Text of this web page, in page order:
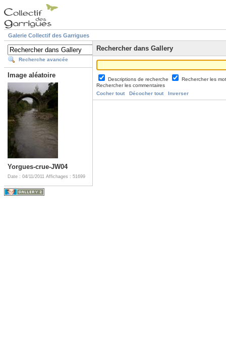
Galerie Collectif des Garrigues
Recherche avancée
Image aléatoire
Yorgues-crue-JW04
Date : 04/11/2011 Affichages : 51699
Rechercher dans Gallery
Descriptions de recherche
Rechercher les
Rechercher les commentaires
Cocher tout
Décocher tout Inverser